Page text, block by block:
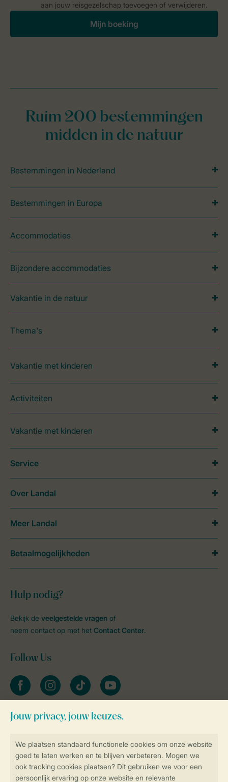
aan jouw reisgezelschap toevoegen of verwijderen.
Mijn boeking
Veilig en snel online boeken
Ruim 200 bestemmingen
midden in de natuur
Bestemmingen in Nederland
Bestemmingen in Europa
Accommodaties
Bijzondere accommodaties
Vakantie in de natuur
Thema's
Vakantie met kinderen
Activiteiten
Vakantie met kinderen
Hulp nodig?
Bekijk de veelgestelde vragen of
neem contact op met het Contact Center.
Follow Us
facebookinstagramtiktok youtube
Blijf op de hoogte
Service
Over Landal
Meer Landal
Betaalmogelijkheden